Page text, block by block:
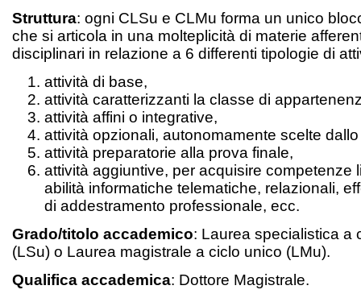
Struttura: ogni CLSu e CLMu forma un unico
che si articola in una molteplicità di materie
disciplinari in relazione a 6 differenti tipologie di
attività di base,
attività caratterizzanti la classe di
attività affini o integrative,
attività opzionali, autonomamente scelte
attività preparatorie alla prova finale,
attività aggiuntive, per acquisire competenze
abilità informatiche telematiche, relazionali,
di addestramento professionale, ecc.
Grado/titolo accademico: Laurea specialistica a
(LSu) o Laurea magistrale a ciclo unico (LMu).
Qualifica accademica: Dottore Magistrale.